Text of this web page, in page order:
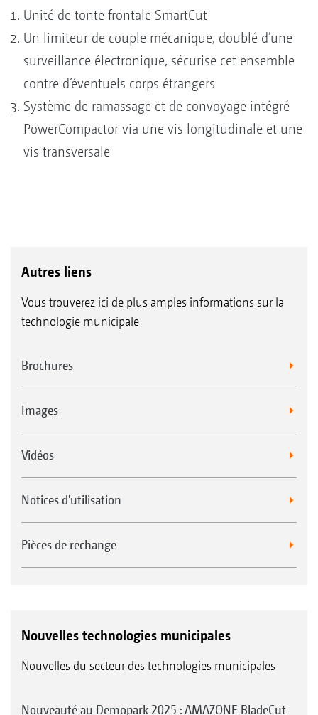
Unité de tonte frontale SmartCut
Un limiteur de couple mécanique, doublé d’une
surveillance électronique, sécurise cet ensemble
contre d’éventuels corps étrangers
Système de ramassage et de convoyage intégré
PowerCompactor via une vis longitudinale et une
vis transversale
Autres liens
Vous trouverez ici de plus amples informations sur la
technologie municipale
Brochures
Images
Vidéos
Notices d'utilisation
Pièces de rechange
Nouvelles technologies municipales
Nouvelles du secteur des technologies municipales
Nouveauté au Demopark 2025 : AMAZONE BladeCut